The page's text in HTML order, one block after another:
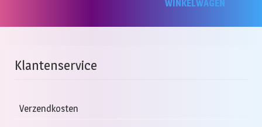
WINKELWAGEN
Klantenservice
Verzendkosten